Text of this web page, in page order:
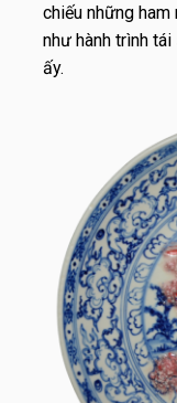
chiếu những
như hành trình
ấy.